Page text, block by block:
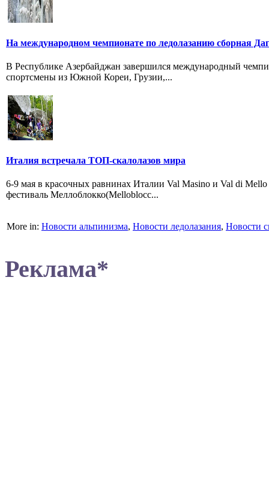
На международном чемпионате по ледолазанию сборная
В Республике Азербайджан завершился международный
спортсмены из Южной Кореи, Грузии,...
Италия встречала ТОП-скалолазов мира
6-9 мая в красочных равнинах Италии Val Masino и Val di
фестиваль Меллоблокко(Melloblocc...
More in: Новости альпинизма, Новости ледолазания, Новости
Реклама*